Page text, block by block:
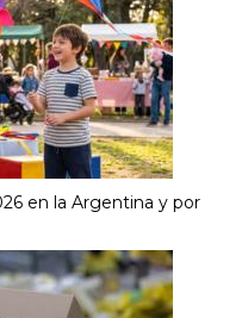
en la Argentina y por